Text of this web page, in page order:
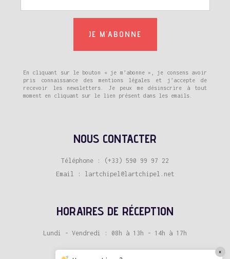
En cliquant sur le bouton « je m’abonne », je consens avoir
pris connaissance des mentions légales et j’accepte de
recevoir les newsletters. Je peux me désinscrire à tout
moment en cliquant sur le lien présent dans les emails.
NOUS CONTACTER
Téléphone : (+33) 590 99 97 22
Email : lartchipel@lartchipel.net
HORAIRES DE RÉCEPTION
Lundi - Vendredi : 08h à 13h - 14h à 17h
×